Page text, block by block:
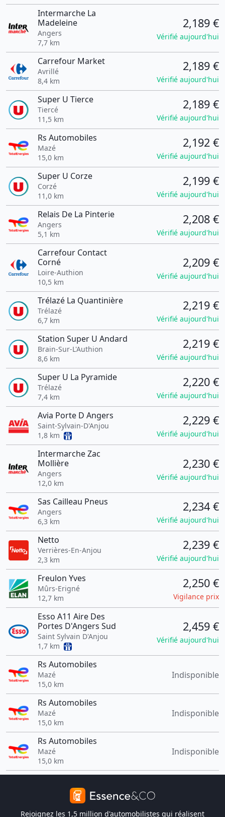
Intermarche La
Madeleine
Angers
7,7 km
2,189 €
Vérifié aujourd'hui
Carrefour Market
Avrillé
8,4 km
2,189 €
Vérifié aujourd'hui
Super U Tierce
Tiercé
11,5 km
2,189 €
Vérifié aujourd'hui
Rs Automobiles
Mazé
15,0 km
2,192 €
Vérifié aujourd'hui
Super U Corze
Corzé
11,0 km
2,199 €
Vérifié aujourd'hui
Relais De La Pinterie
Angers
5,1 km
2,208 €
Vérifié aujourd'hui
Carrefour Contact
Corné
Loire-Authion
10,5 km
2,209 €
Vérifié aujourd'hui
Trélazé La Quantinière
Trélazé
6,7 km
2,219 €
Vérifié aujourd'hui
Station Super U Andard
Brain-Sur-L'Authion
8,6 km
2,219 €
Vérifié aujourd'hui
Super U La Pyramide
Trélazé
7,4 km
2,220 €
Vérifié aujourd'hui
Avia Porte D Angers
Saint-Sylvain-D'Anjou
1,8 km
2,229 €
Vérifié aujourd'hui
Intermarche Zac
Mollière
Angers
12,0 km
2,230 €
Vérifié aujourd'hui
Sas Cailleau Pneus
Angers
6,3 km
2,234 €
Vérifié aujourd'hui
Netto
Verrières-En-Anjou
2,3 km
2,239 €
Vérifié aujourd'hui
Freulon Yves
Mûrs-Erigné
12,7 km
2,250 €
Vigilance prix
Esso A11 Aire Des
Portes D'Angers Sud
Saint Sylvain D'Anjou
1,7 km
2,459 €
Vérifié aujourd'hui
Rs Automobiles
Mazé
15,0 km
Indisponible
Rs Automobiles
Mazé
15,0 km
Indisponible
Rs Automobiles
Mazé
15,0 km
Indisponible
Rejoignez les 1,5 million d'automobilistes qui réalisent